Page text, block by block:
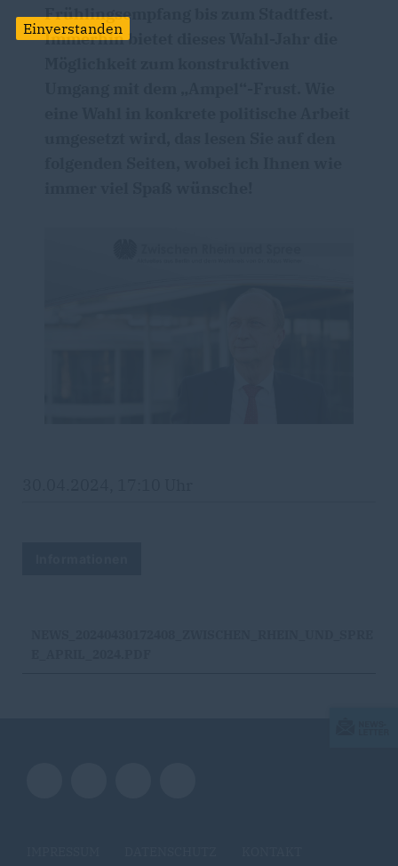
Frühlingsempfang bis zum Stadtfest.
Immerhin bietet dieses Wahl-Jahr die
Einverstanden